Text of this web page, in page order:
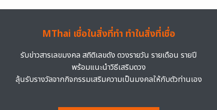
MThai เชื่อในสิ่งที่ทำ ทำในสิ่งที่เชื่อ
รับข่าวสารเลขมงคล สถิติเลขดัง ดวงรายวัน รายเดือน รายปี
พร้อมแนะนำวิธีเสริมดวง
ลุ้นรับรางวัลจากกิจกรรมเสริมความเป็นมงคลให้กับตัวท่านเอง